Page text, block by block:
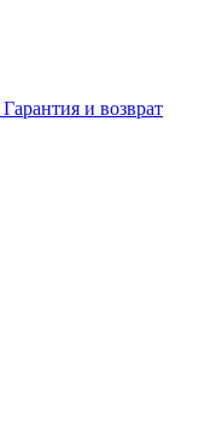
Гарантия и возврат